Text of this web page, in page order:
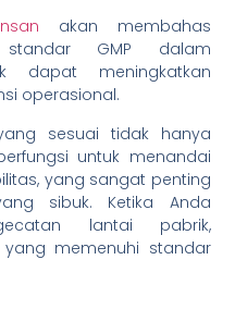
akan membahas
GMP dalam
dapat meningkatkan
operasional.
sesuai tidak hanya
untuk menandai
yang sangat penting
sibuk. Ketika Anda
lantai pabrik,
memenuhi standar